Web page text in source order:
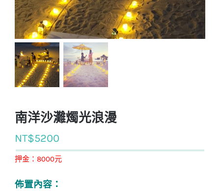
南洋沙灘燭光浪漫
NT$5200
押金：8000元
佈置內容：